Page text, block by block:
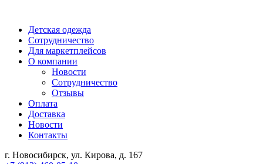
Детская одежда
Сотрудничество
Для маркетплейсов
О компании
Новости
Сотрудничество
Отзывы
Оплата
Доставка
Новости
Контакты
г. Новосибирск, ул. Кирова, д. 167